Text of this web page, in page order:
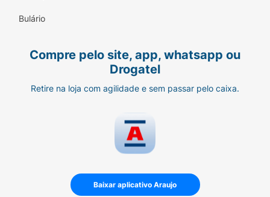
Bulário
Compre pelo site, app, whatsapp ou
Drogatel
Retire na loja com agilidade e sem passar pelo caixa.
Baixar aplicativo Araujo